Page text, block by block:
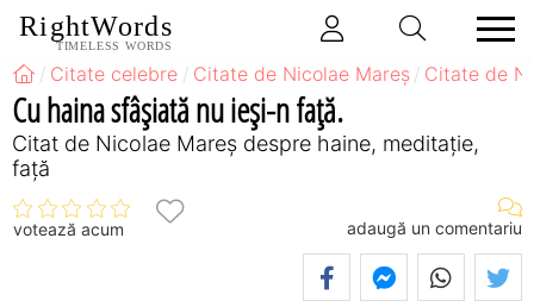
RightWords
TIMELESS WORDS
Citate celebre Citate de Nicolae Mareș Citate de
Cu haina sfâșiată nu ieși-n față.
Citat de Nicolae Mareș despre haine, meditație,
față
votează acum adaugă un comentariu